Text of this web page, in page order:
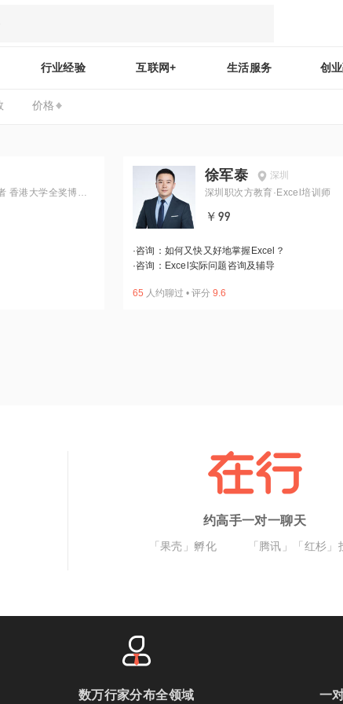
行业经验 互联网+ 生活服务 创
价格
香港大学全奖博士
徐军泰
深圳
深圳职次方教育·Excel培训师
￥99
·咨询：如何又快又好地掌握Excel？
·咨询：Excel实际问题咨询及辅导
65 人约聊过 • 评分 9.6
约高手一对一聊天
「果壳」孵化 「腾讯」「红杉」
数万行家分布全领域 一